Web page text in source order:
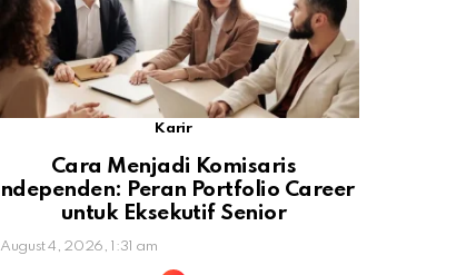
Karir
Cara Menjadi Komisaris
Independen: Peran Portfolio Career
untuk Eksekutif Senior
August 4, 2026, 1:31 am